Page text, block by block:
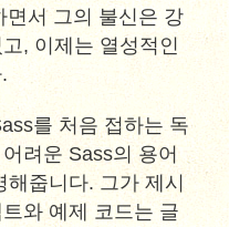
면서 그의 불신은 강
, 이제는 열성적인
를 처음 접하는 독
려운 Sass의 용어
줍니다. 그가 제시
와 예제 코드는 글